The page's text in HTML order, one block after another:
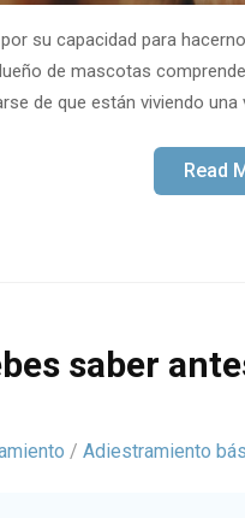
su capacidad para
de mascotas
de que están viviendo
Read
saber
/ Adiestramiento